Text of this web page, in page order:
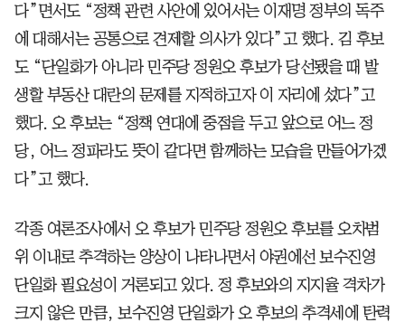
다”면서도 “정책 관련 사안에 있어서는 이재명 정부의 독주
에 대해서는 공통으로 견제할 의사가 있다”고 했다. 김 후보
도 “단일화가 아니라 민주당 정원오 후보가 당선됐을 때 발
생할 부동산 대란의 문제를 지적하고자 이 자리에 섰다”고
했다. 오 후보는 “정책 연대에 중점을 두고 앞으로 어느 정
당, 어느 정파라도 뜻이 같다면 함께하는 모습을 만들어가겠
다”고 했다.
각종 여론조사에서 오 후보가 민주당 정원오 후보를 오차범
위 이내로 추격하는 양상이 나타나면서 야권에선 보수진영
단일화 필요성이 거론되고 있다. 정 후보와의 지지율 격차가
크지 않은 만큼, 보수진영 단일화가 오 후보의 추격세에 탄력